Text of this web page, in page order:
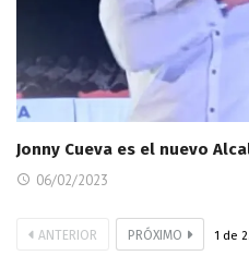
Jonny Cueva es el nuevo
06/02/2023
ANTERIOR PRÓXIMO 1 de